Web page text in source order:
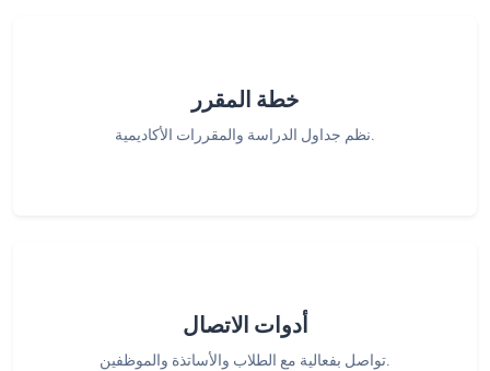
خطة المقرر
نظم جداول الدراسة والمقررات الأكاديمية.
أدوات الاتصال
تواصل بفعالية مع الطلاب والأساتذة والموظفين.